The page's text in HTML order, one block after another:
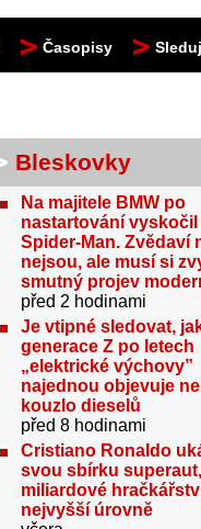
Časopisy
Bleskovky
Na majitele BMW po
nastartování vyskočil
Spider-Man. Zvědaví
nejsou, ale musí si
smutný projev
před 2 hodinami
Je vtipné sledovat,
generace Z po letech
„elektrické výchovy”
najednou objevuje
kouzlo dieselů
před 8 hodinami
Cristiano Ronaldo
svou sbírku
miliardové
nejvyšší úrovně